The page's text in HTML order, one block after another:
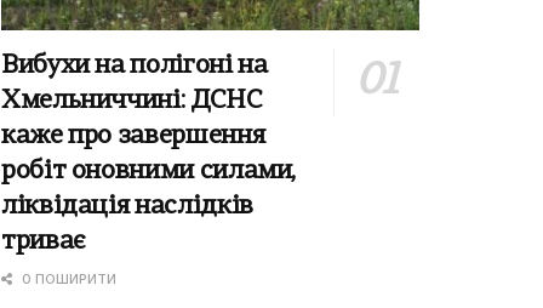
Вибухи на полігоні на
Хмельниччині: ДСНС
каже про завершення
робіт оновними силами,
ліквідація наслідків
триває
0 ПОШИРИТИ